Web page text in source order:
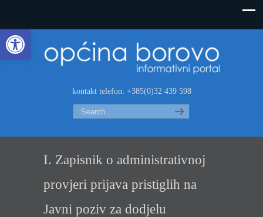
Open toolbar
kontakt telefon: +385(0)32 439 598
I. Zapisnik o administrativnoj
provjeri prijava pristiglih na
Javni poziv za dodjelu